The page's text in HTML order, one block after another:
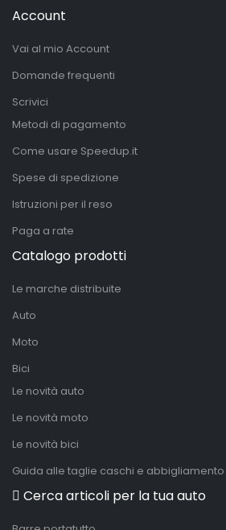
Account
Vai al mio Account
Domande frequenti
Scrivici
Metodi di pagamento
Come usare Speedup.it
Spese di spedizione
Istruzioni per il reso
Paga a rate
Catalogo prodotti
Le marche distribuite
Auto
Moto
Bici
Le novità auto
Le novità moto
Le novità bici
Guida alle taglie caschi e abbigliamento
Cerca articoli per la tua auto